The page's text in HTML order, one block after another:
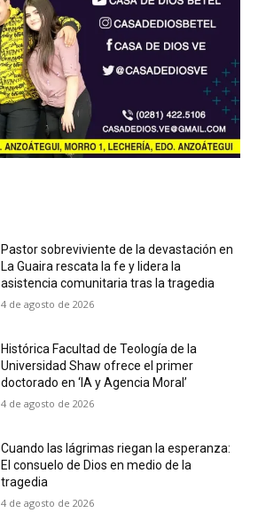
Pastor sobreviviente de la devastación en
La Guaira rescata la fe y lidera la
asistencia comunitaria tras la tragedia
4 de agosto de 2026
Histórica Facultad de Teología de la
Universidad Shaw ofrece el primer
doctorado en ‘IA y Agencia Moral’
4 de agosto de 2026
Cuando las lágrimas riegan la esperanza:
El consuelo de Dios en medio de la
tragedia
4 de agosto de 2026